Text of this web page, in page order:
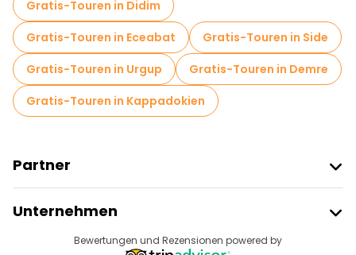
Gratis-Touren in Didim
Gratis-Touren in Eceabat
Gratis-Touren in Side
Gratis-Touren in Urgup
Gratis-Touren in Demre
Gratis-Touren in Kappadokien
Partner
Anbieter-Anmeldung
Affiliate-Programm
Unternehmen
ReisezieleBewertungen und Rezensionen powered by